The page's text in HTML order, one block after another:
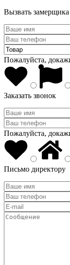
Вызвать замерщика
Пожалуйста,
Заказать звонок
Пожалуйста,
Письмо директору